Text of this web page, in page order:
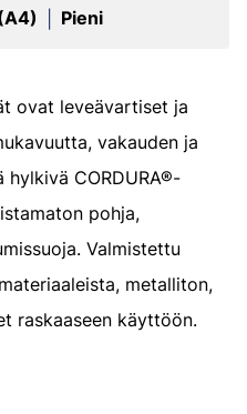
Pieni
ovat leveävartiset ja
vakauden ja
hylkivä CORDURA®-
pohja,
Valmistettu
metalliton,
raskaaseen käyttöön.